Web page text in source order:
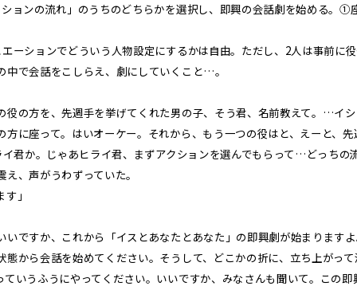
ョンの流れ」のうちのどちらかを選択し、即興の会話劇を始める
ションでどういう人物設定にするかは自由。ただし、2人は事前に
中で会話をこしらえ、劇にしていくこと…。
役の方を、先週手を挙げてくれた男の子、そう君、名前教えて。…イ
方に座って。はいオーケー。それから、もう一つの役はと、えーと、
君か。じゃあヒライ君、まずアクションを選んでもらって…どっちの
、声がうわずっていた。
」
ですか、これから「イスとあなたとあなた」の即興劇が始まります
態から会話を始めてください。そうして、どこかの折に、立ち上がっ
いうふうにやってください。いいですか、みなさんも聞いて。この